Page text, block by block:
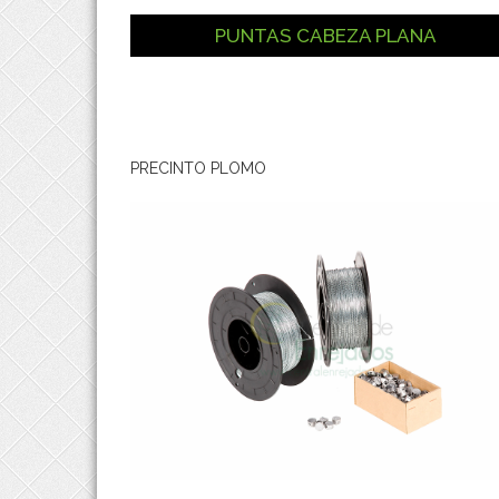
PUNTAS CABEZA PLANA
PRECINTO PLOMO